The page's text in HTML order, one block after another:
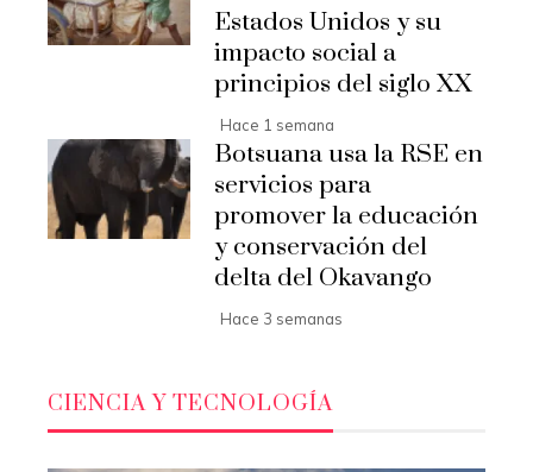
Estados Unidos y su
impacto social a
principios del siglo XX
Hace 1 semana
Botsuana usa la RSE en
servicios para
promover la educación
y conservación del
delta del Okavango
Hace 3 semanas
CIENCIA Y TECNOLOGÍA